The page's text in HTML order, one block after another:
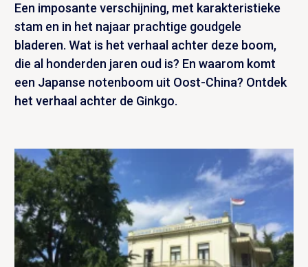
Een imposante verschijning, met karakteristieke
stam en in het najaar prachtige goudgele
bladeren. Wat is het verhaal achter deze boom,
die al honderden jaren oud is? En waarom komt
een Japanse notenboom uit Oost-China? Ontdek
het verhaal achter de Ginkgo.